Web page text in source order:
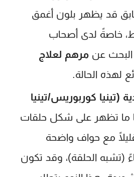
قد يظهر بلون أغمق
خاصةً لدى أصحاب
البحث عن مرهم لعلاج
لهذه الحالة.
(تينيا كوربوريس/تينيا
ما تظهر على شكل حلقات
مع حواف واضحة
(تشبه الحلقة)، وقد تكون